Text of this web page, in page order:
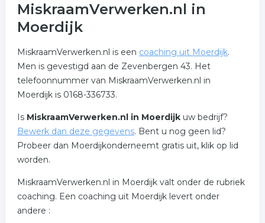
MiskraamVerwerken.nl in
Moerdijk
MiskraamVerwerken.nl is een coaching uit Moerdijk.
Men is gevestigd aan de Zevenbergen 43. Het
telefoonnummer van MiskraamVerwerken.nl in
Moerdijk is 0168-336733.
Is MiskraamVerwerken.nl in Moerdijkuw bedrijf?
Bewerk dan deze gegevens. Bent u nog geen lid?
Probeer dan Moerdijkonderneemt gratis uit, klik op lid
worden.
MiskraamVerwerken.nl in Moerdijk valt onder de rubriek
coaching. Een coaching uit Moerdijk levert onder
andere :